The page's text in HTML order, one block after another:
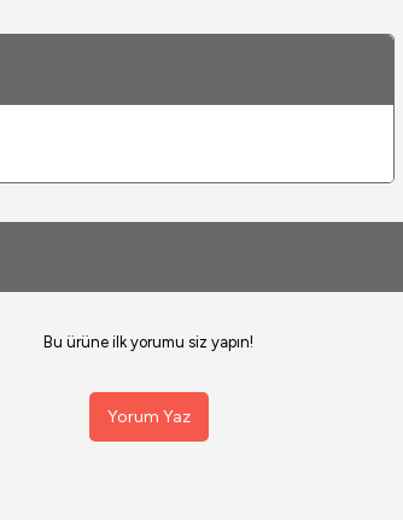
Bu ürüne ilk yorumu siz yapın!
Yorum Yaz